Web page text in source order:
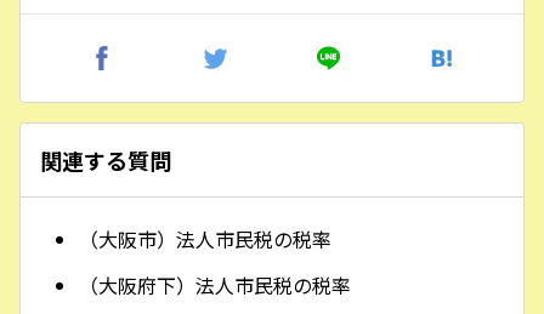
関連する質問
（大阪市）法人市民税の税率
（大阪府下）法人市民税の税率